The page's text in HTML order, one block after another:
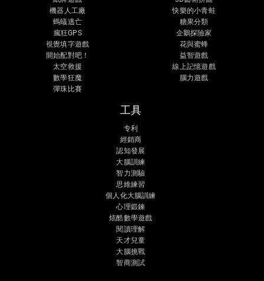
機器人工廠
螞蟻逃亡
瘋狂GPS
視覺填字遊戲
開始配對吧！
太空救援
數學狂魔
彈珠比賽
快樂的小青蛙
糖果分類
企鵝探險家
花與蜜蜂
益智遊戲
線上記憶遊戲
腦力遊戲
工具
专利
經銷商
認知發展
大腦訓練
智力測驗
思維練習
個人化大腦訓練
心理鍛鍊
炫酷數學遊戲
閱讀理解
天才兒童
大腦挑戰
智商測試